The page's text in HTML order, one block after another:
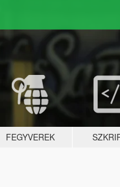
FEGYVEREK